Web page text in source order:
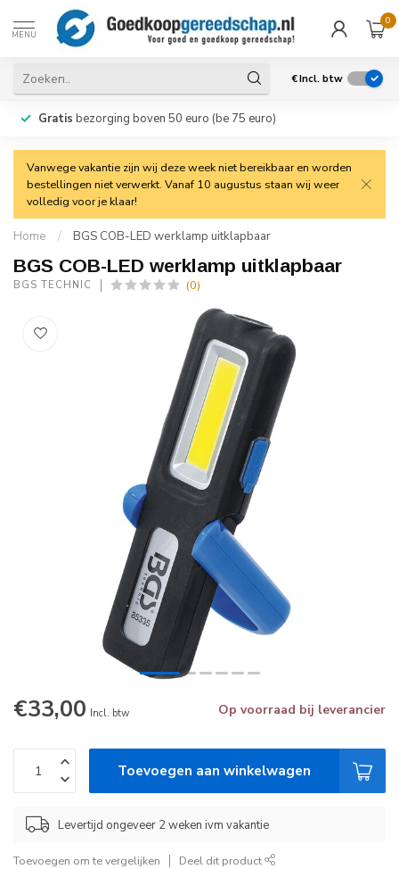
MENU
0
€Incl. btw
Gratis bezorging boven 50 euro (be 75 euro)
Vanwege vakantie zijn wij deze week niet bereikbaar en worden
bestellingen niet verwerkt. Vanaf 10 augustus staan wij weer
volledig voor je klaar!
Home / BGS COB-LED werklamp uitklapbaar
BGS COB-LED werklamp uitklapbaar
BGS TECHNIC (0)
€33,00 Incl. btw Op voorraad bij leverancier
Toevoegen aan winkelwagen
Levertijd ongeveer 2 weken ivm vakantie
Toevoegen om te vergelijken Deel dit product